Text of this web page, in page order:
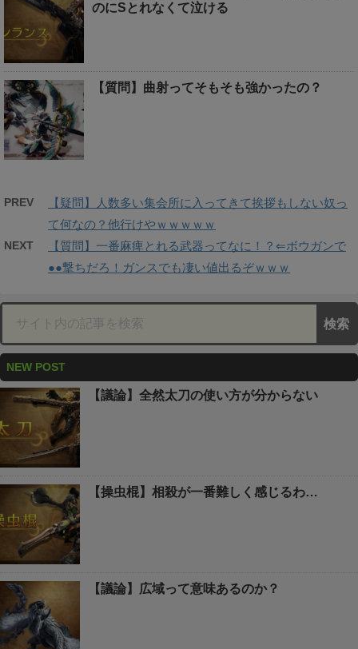
のにSとれなくて泣ける
【質問】曲射ってそもそも強かったの？
PREV
【疑問】人数多い集会所に入ってきて挨拶もしない奴っ
て何なの？他行けやｗｗｗｗｗ
NEXT
【質問】一番麻痺とれる武器ってなに！？⇐ボウガンで
●●撃ちだろ！ガンスでも凄い値出るぞｗｗｗ
NEW POST
【議論】全然太刀の使い方が分からない
【操虫棍】相殺が一番難しく感じるわ…
【議論】広域って意味あるのか？